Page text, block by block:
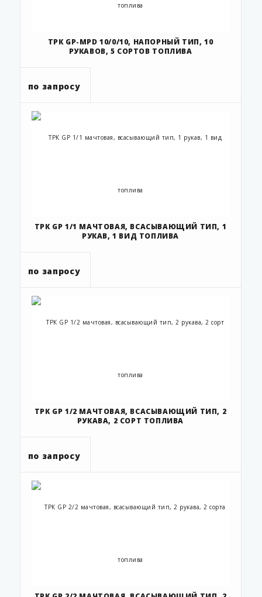
ТРК GP-MPD 10/0/10, НАПОРНЫЙ ТИП, 10
РУКАВОВ, 5 СОРТОВ ТОПЛИВА
по запросу
ТРК GP 1/1 МАЧТОВАЯ, ВСАСЫВАЮЩИЙ ТИП, 1
РУКАВ, 1 ВИД ТОПЛИВА
по запросу
ТРК GP 1/2 МАЧТОВАЯ, ВСАСЫВАЮЩИЙ ТИП, 2
РУКАВА, 2 СОРТ ТОПЛИВА
по запросу